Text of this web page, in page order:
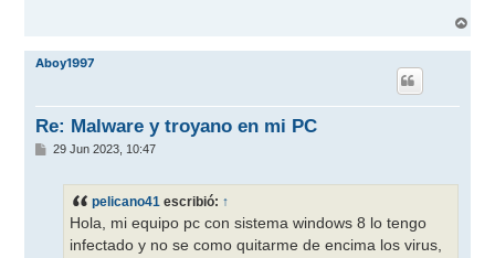
r
Aboy1997
Re: Malware y troyano en mi PC
M
29 Jun 2023, 10:47
pelicano41 escribió: ↑
Hola, mi equipo pc con sistema windows 8 lo tengo
infectado y no se como quitarme de encima los virus,